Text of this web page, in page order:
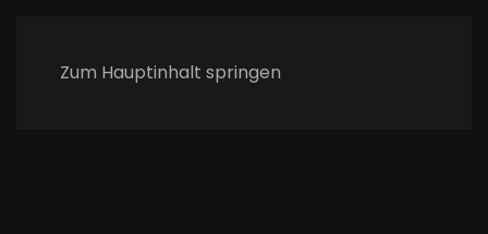
Zum Hauptinhalt springen